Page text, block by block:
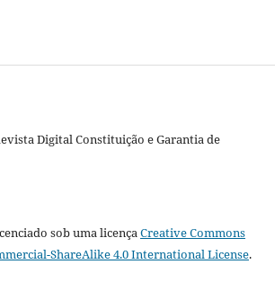
Digital Constituição e Garantia de
sob uma licençaCreative Commons
ShareAlike 4.0 International License.